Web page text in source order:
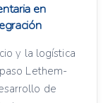
en
y la logística
Lethem-
de